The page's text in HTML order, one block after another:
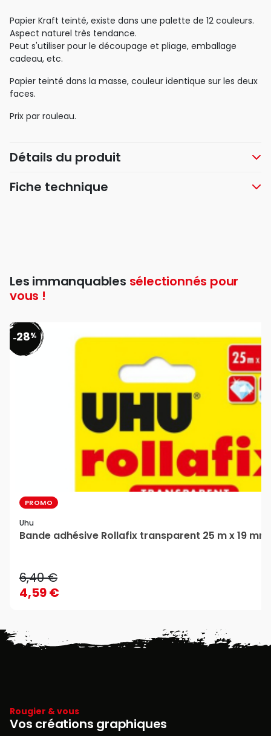
Papier Kraft teinté, existe dans une palette de 12 couleurs.
Aspect naturel très tendance.
Peut s'utiliser pour le découpage et pliage, emballage
cadeau, etc.
Papier teinté dans la masse, couleur identique sur les deux
faces.
Prix par rouleau.
Détails du produit
Fiche technique
Les immanquables sélectionnés pour
vous !
-28%
PROMO
Uhu
Bande adhésive Rollafix transparent 25 m x 19
6,40 €
4,59 €
Rougier & vous
Vos créations graphiques